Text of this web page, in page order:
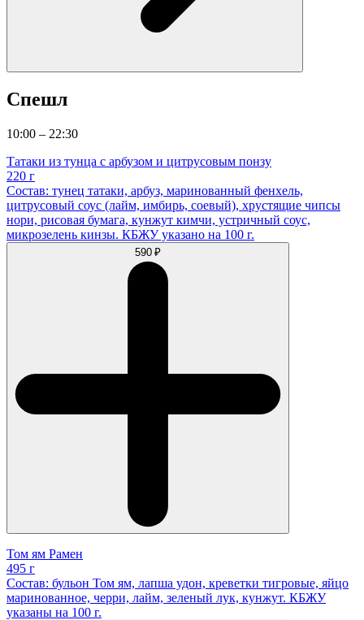
Спешл
10:00 – 22:30
Татаки из тунца с арбузом и цитрусовым понзу
220 г
Состав: тунец татаки, арбуз, маринованный фенхель,
цитрусовый соус (лайм, имбирь, соевый), хрустящие чипсы
нори, рисовая бумага, кунжут кимчи, устричный соус,
микрозелень кинзы. КБЖУ указано на 100 г.
590 ₽
Том ям Рамен
495 г
Состав: бульон Том ям, лапша удон, креветки тигровые, яйцо
маринованное, черри, лайм, зеленый лук, кунжут. КБЖУ
указаны на 100 г.